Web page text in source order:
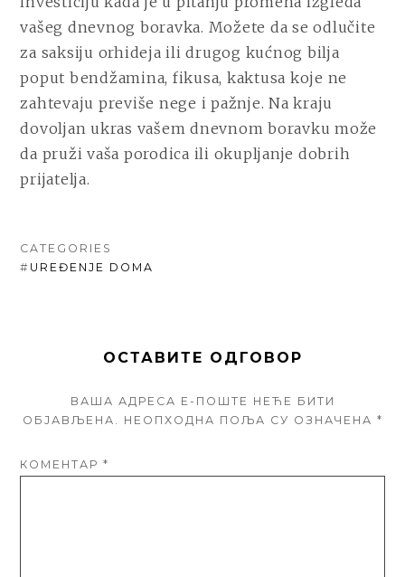
vašeg dnevnog boravka. Možete da se odlučite
za saksiju orhideja ili drugog kućnog bilja
poput bendžamina, fikusa, kaktusa koje ne
zahtevaju previše nege i pažnje. Na kraju
dovoljan ukras vašem dnevnom boravku može
da pruži vaša porodica ili okupljanje dobrih
prijatelja.
CATEGORIES
# UREĐENJE DOMA
ОСТАВИТЕ ОДГОВОР
ВАША АДРЕСА Е-ПОШТЕ НЕЋЕ БИТИ
ОБЈАВЉЕНА. НЕОПХОДНА ПОЉА СУ ОЗНАЧЕНА *
КОМЕНТАР*